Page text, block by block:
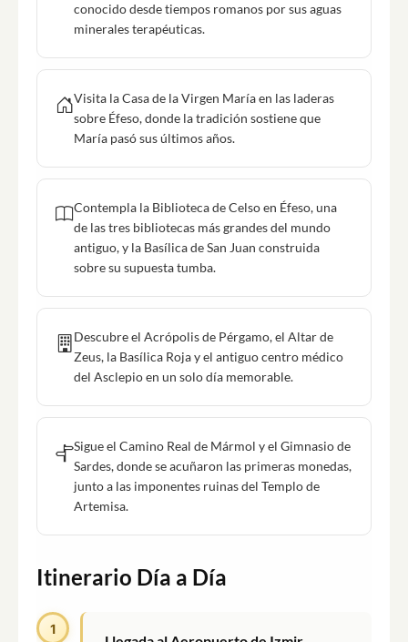
conocido desde tiempos romanos por sus aguas
minerales terapéuticas.
Visita la Casa de la Virgen María en las laderas
sobre Éfeso, donde la tradición sostiene que
María pasó sus últimos años.
Contempla la Biblioteca de Celso en Éfeso, una
de las tres bibliotecas más grandes del mundo
antiguo, y la Basílica de San Juan construida
sobre su supuesta tumba.
Descubre el Acrópolis de Pérgamo, el Altar de
Zeus, la Basílica Roja y el antiguo centro médico
del Asclepio en un solo día memorable.
Sigue el Camino Real de Mármol y el Gimnasio de
Sardes, donde se acuñaron las primeras monedas,
junto a las imponentes ruinas del Templo de
Artemisa.
Itinerario Día a Día
1